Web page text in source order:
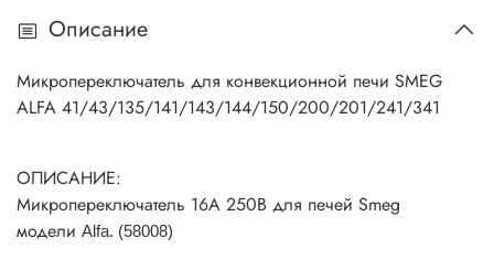
Описание
Микропереключатель для конвекционной печи SMEG
ALFA 41/43/135/141/143/144/150/200/201/241/341
ОПИСАНИЕ:
Микропереключатель 16A 250В для печей Smeg
модели Alfa. (58008)